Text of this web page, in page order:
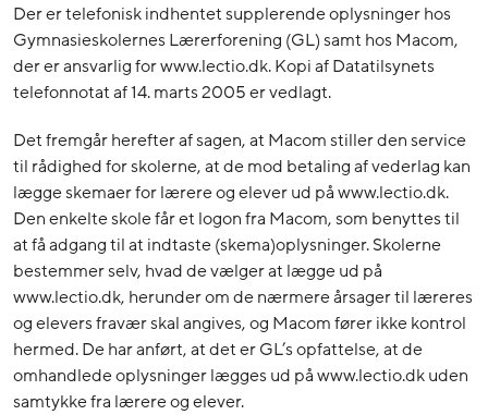
Der er telefonisk indhentet supplerende oplysninger hos
Gymnasieskolernes Lærerforening (GL) samt hos Macom,
der er ansvarlig for www.lectio.dk. Kopi af Datatilsynets
telefonnotat af 14. marts 2005 er vedlagt.
Det fremgår herefter af sagen, at Macom stiller den service
til rådighed for skolerne, at de mod betaling af vederlag kan
lægge skemaer for lærere og elever ud på www.lectio.dk.
Den enkelte skole får et logon fra Macom, som benyttes til
at få adgang til at indtaste (skema)oplysninger. Skolerne
bestemmer selv, hvad de vælger at lægge ud på
www.lectio.dk, herunder om de nærmere årsager til læreres
og elevers fravær skal angives, og Macom fører ikke kontrol
hermed. De har anført, at det er GL’s opfattelse, at de
omhandlede oplysninger lægges ud på www.lectio.dk uden
samtykke fra lærere og elever.